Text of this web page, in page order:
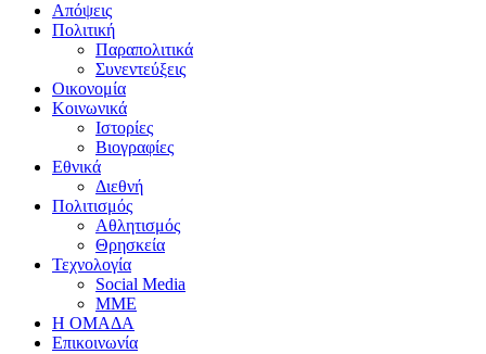
Απόψεις
Πολιτική
Παραπολιτικά
Συνεντεύξεις
Οικονομία
Κοινωνικά
Ιστορίες
Βιογραφίες
Εθνικά
Διεθνή
Πολιτισμός
Αθλητισμός
Θρησκεία
Τεχνολογία
Social Media
ΜΜΕ
Η ΟΜΑΔΑ
Επικοινωνία